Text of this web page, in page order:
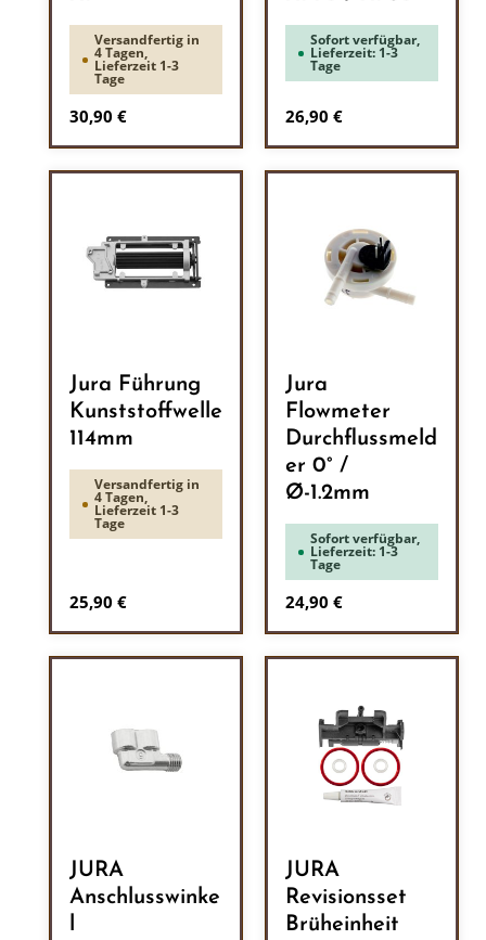
Versandfertig in
4 Tagen,
Lieferzeit 1-3
Tage
Regulärer Preis:
30,90 €
Sofort verfügbar,
Lieferzeit: 1-3
Tage
Regulärer Preis:
26,90 €
Jura Führung
Kunststoffwelle
114mm
Versandfertig in
4 Tagen,
Lieferzeit 1-3
Tage
Regulärer Preis:
25,90 €
Jura
Flowmeter
Durchflussmeld
er 0° /
Ø-1.2mm
Sofort verfügbar,
Lieferzeit: 1-3
Tage
Regulärer Preis:
24,90 €
JURA
Anschlusswinke
l
JURA
Revisionsset
Brüheinheit